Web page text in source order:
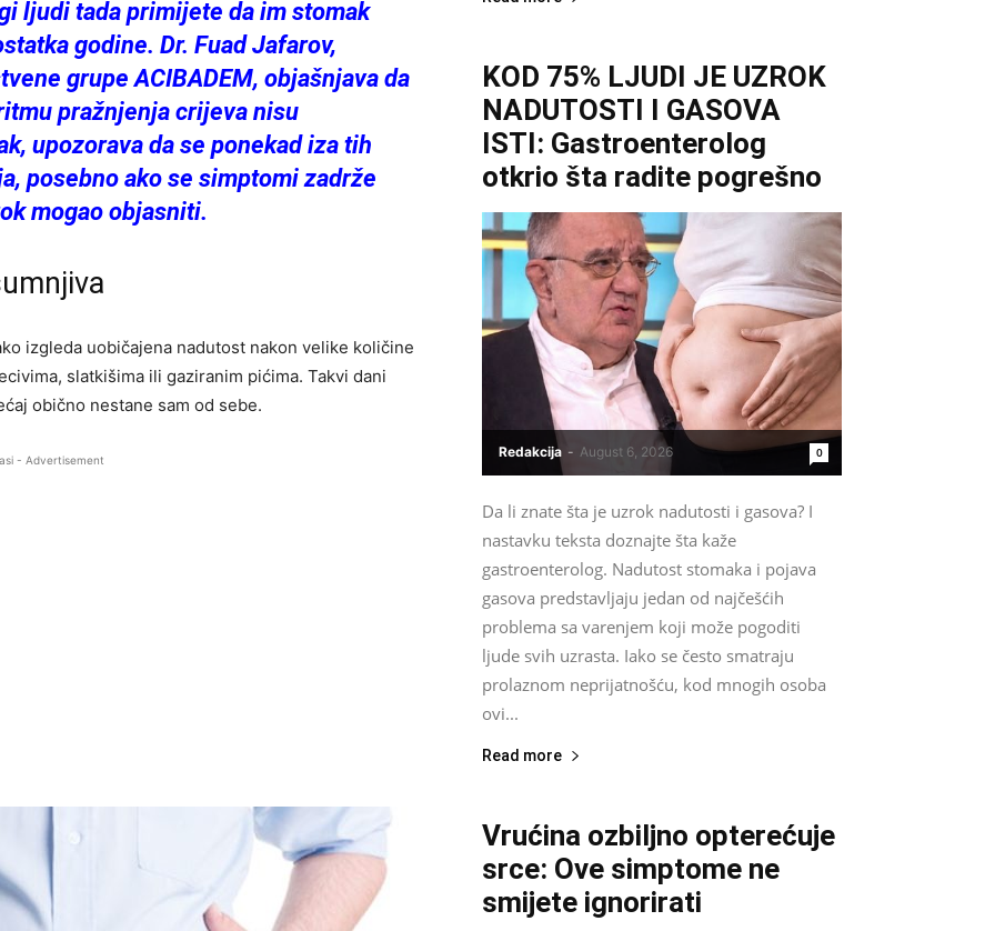
ljudi tada primijete da im stomak
godine. Dr. Fuad Jafarov,
grupe ACIBADEM, objašnjava da
pražnjenja crijeva nisu
upozorava da se ponekad iza tih
posebno ako se simptomi zadrže
mogao objasniti.
izgleda uobičajena nadutost nakon velike količine
slatkišima ili gaziranim pićima. Takvi dani
obično nestane sam od sebe.
- Advertisement
KOD 75% LJUDI JE UZROK
NADUTOSTI I GASOVA
ISTI: Gastroenterolog
otkrio šta radite pogrešno
Redakcija - August 6, 2026 0
Da li znate šta je uzrok nadutosti i gasova? I
nastavku teksta doznajte šta kaže
gastroenterolog. Nadutost stomaka i pojava
gasova predstavljaju jedan od najčešćih
problema sa varenjem koji može pogoditi
ljude svih uzrasta. Iako se često smatraju
prolaznom neprijatnošću, kod mnogih osoba
ovi...
Read more
Vrućina ozbiljno opterećuje
srce: Ove simptome ne
smijete ignorirati